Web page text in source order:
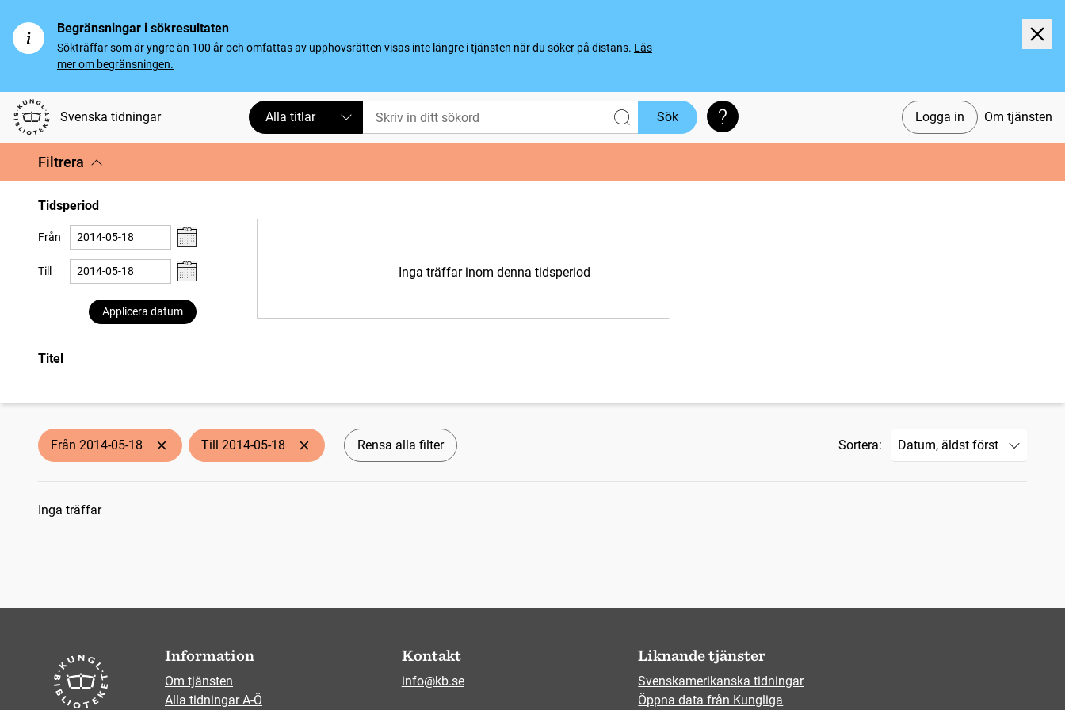
Begränsningar i sökresultaten
Sökträffar som är yngre än 100 år och omfattas av upphovsrätten visas inte längre i tjänsten när du söker på distans. Läs
mer om begränsningen.
Svenska tidningar Logga in Om tjänsten
Alla titlar Sök Söktips
Filtrera
Tidsperiod
Från
Till
Applicera datum
Inga träffar inom denna tidsperiod
Titel
Från 2014-05-18 Till 2014-05-18 Rensa alla filter Sortera:
Sökresultat
Inga träffar
Information
Om tjänsten
Alla tidningar A-Ö
Kontakt
info@kb.se
Liknande tjänster
Svenskamerikanska tidningar
Öppna data från Kungliga